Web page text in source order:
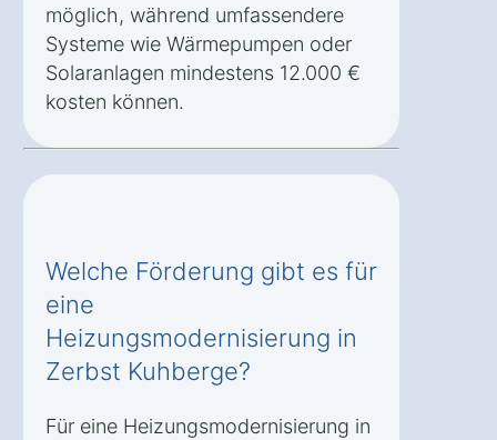
möglich, während umfassendere
Systeme wie Wärmepumpen oder
Solaranlagen mindestens 12.000 €
kosten können.
Welche Förderung gibt es für
eine
Heizungsmodernisierung in
Zerbst Kuhberge?
Für eine Heizungsmodernisierung in